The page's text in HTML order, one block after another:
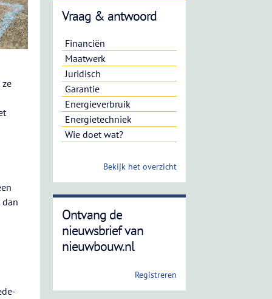
Vraag & antwoord
Financiën
Maatwerk
Juridisch
Garantie
Energieverbruik
Energietechniek
Wie doet wat?
Bekijk het overzicht
Ontvang de
nieuwsbrief van
nieuwbouw.nl
Registreren